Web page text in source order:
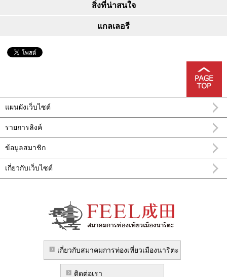
สิ่งที่น่าสนใจ
แกลเลอรี
แผนผังเว็บไซต์
รายการลิงค์
ข้อมูลสมาชิก
เกี่ยวกับเว็บไซต์
อำเภอ นะริทะ FEEL นาริตะข้อมูลการท่อง
เที่ยวทางการ
เกี่ยวกับสมาคมการท่องเที่ยวเมืองนาริตะ
ติดต่อเรา